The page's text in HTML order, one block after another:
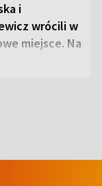
i
wrócili w
miejsce. Na